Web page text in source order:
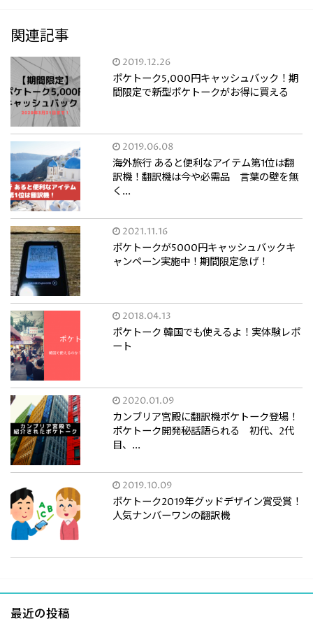
関連記事
2019.12.26
ポケトーク5,000円キャッシュバック！期
間限定で新型ポケトークがお得に買える
2019.06.08
海外旅行 あると便利なアイテム第1位は翻
訳機！翻訳機は今や必需品 言葉の壁を無
く...
2021.11.16
ポケトークが5000円キャッシュバックキ
ャンペーン実施中！期間限定急げ！
2018.04.13
ポケトーク 韓国でも使えるよ！実体験レポ
ート
2020.01.09
カンブリア宮殿に翻訳機ポケトーク登場！
ポケトーク開発秘話語られる 初代、2代
目、...
2019.10.09
ポケトーク2019年グッドデザイン賞受賞！
人気ナンバーワンの翻訳機
最近の投稿